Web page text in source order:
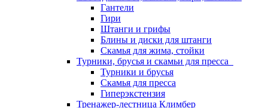
Гантели
Гири
Штанги и грифы
Блины и диски для штанги
Скамья для жима, стойки
Турники, брусья и скамьи для пресса
Турники и брусья
Скамья для пресса
Гиперэкстензия
Тренажер-лестница Климбер